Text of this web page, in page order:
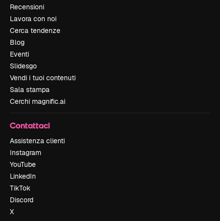
Recensioni
Lavora con noi
Cerca tendenze
Blog
Eventi
Slidesgo
Vendi i tuoi contenuti
Sala stampa
Cerchi magnific.ai
Contattaci
Assistenza clienti
Instagram
YouTube
LinkedIn
TikTok
Discord
X